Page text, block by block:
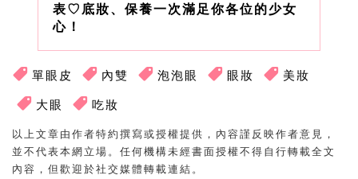
表♡底妝、保養一次滿足你各位的少女
心！
單眼皮 內雙 泡泡眼 眼妝 美妝
大眼 吃妝
以上文章由作者特約撰寫或授權提供，內容謹反映作者意見，
並不代表本網立場。任何機構未經書面授權不得自行轉載全文
內容，但歡迎於社交媒體轉載連結。